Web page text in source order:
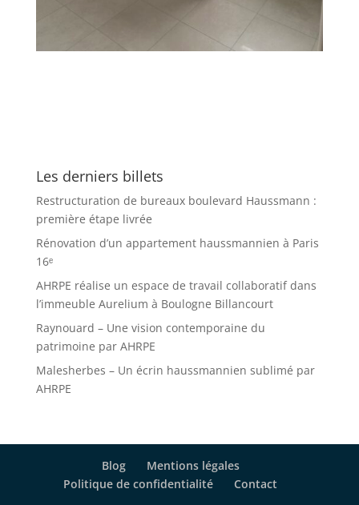
Les derniers billets
Restructuration de bureaux boulevard Haussmann :
première étape livrée
Rénovation d’un appartement haussmannien à Paris
16ᵉ
AHRPE réalise un espace de travail collaboratif dans
l’immeuble Aurelium à Boulogne Billancourt
Raynouard – Une vision contemporaine du
patrimoine par AHRPE
Malesherbes – Un écrin haussmannien sublimé par
AHRPE
Blog
Mentions légales
Politique de confidentialité
Contact